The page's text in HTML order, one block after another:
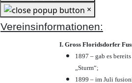
×
Vereinsinformationen:
I. Gross Floridsdorfer
1897 – gab es
„Sturm“;
1899 – im Juli